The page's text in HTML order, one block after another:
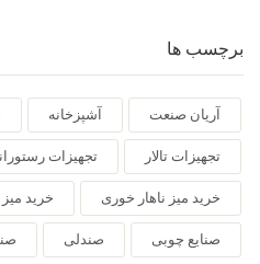
برچسب ها
آریان صنعت آشپزخانه
تجهیزات تالار تجهیزات
خرید میز ناهار خوری خرید
صنایع چوبی صندلی